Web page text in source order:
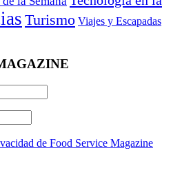
Turismo Viajes y Escapadas
de Food Service Magazine